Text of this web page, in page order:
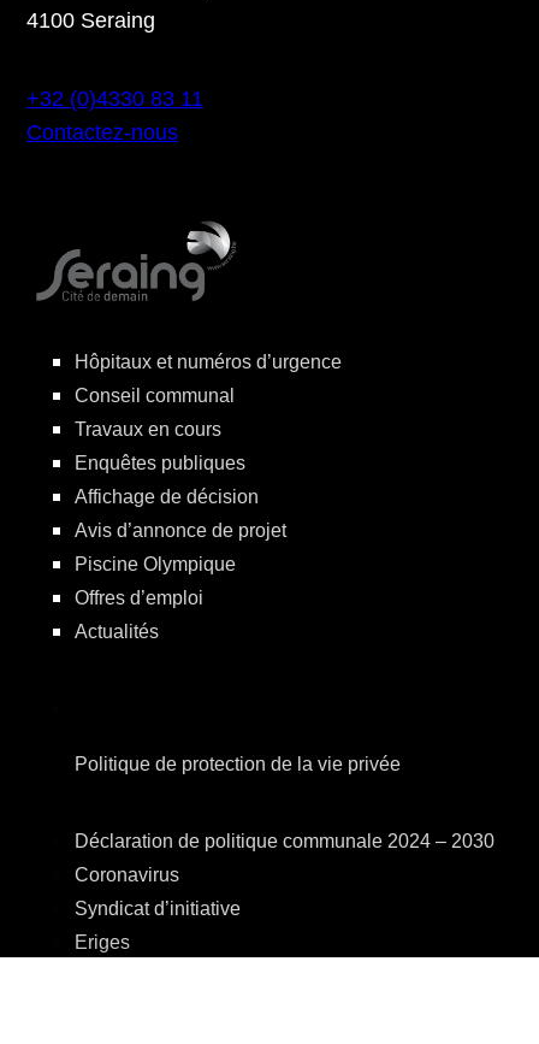
4100 Seraing
+32 (0)4330 83 11
Contactez-nous
Hôpitaux et numéros d’urgence
Conseil communal
Travaux en cours
Enquêtes publiques
Affichage de décision
Avis d’annonce de projet
Piscine Olympique
Offres d’emploi
Actualités
Politique de protection de la vie privée
Déclaration de politique communale 2024 – 2030
Coronavirus
Syndicat d’initiative
Eriges